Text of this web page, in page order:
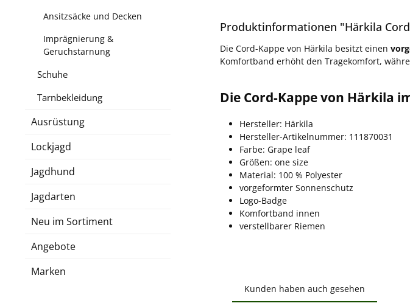
Ansitzsäcke und Decken
Imprägnierung &
Geruchstarnung
Schuhe
Tarnbekleidung
Ausrüstung
Lockjagd
Jagdhund
Jagdarten
Neu im Sortiment
Angebote
Marken
Produktinformationen "Härkila
Die Cord-Kappe von Härkila besitzt einen
Komfortband erhöht den Tragekomfort,
Die Cord-Kappe von Härkila
Hersteller: Härkila
Hersteller-Artikelnummer: 111870031
Farbe: Grape leaf
Größen: one size
Material: 100 % Polyester
vorgeformter Sonnenschutz
Logo-Badge
Komfortband innen
verstellbarer Riemen
Kunden haben auch gesehen